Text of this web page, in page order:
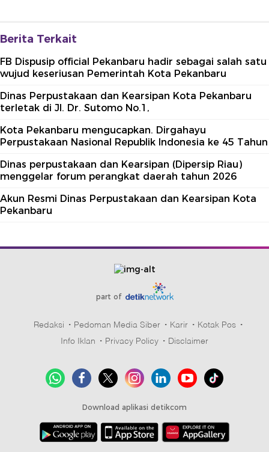
Berita Terkait
FB Dispusip official Pekanbaru hadir sebagai salah satu
wujud keseriusan Pemerintah Kota Pekanbaru
Dinas Perpustakaan dan Kearsipan Kota Pekanbaru
terletak di Jl. Dr. Sutomo No.1,
Kota Pekanbaru mengucapkan. Dirgahayu
Perpustakaan Nasional Republik Indonesia ke 45 Tahun
Dinas perpustakaan dan Kearsipan (Dipersip Riau)
menggelar forum perangkat daerah tahun 2026
Akun Resmi Dinas Perpustakaan dan Kearsipan Kota
Pekanbaru
part of
Redaksi Pedoman Media Siber Karir
Kotak Pos
Info Iklan
Privacy Policy Disclaimer
Download aplikasi detikcom